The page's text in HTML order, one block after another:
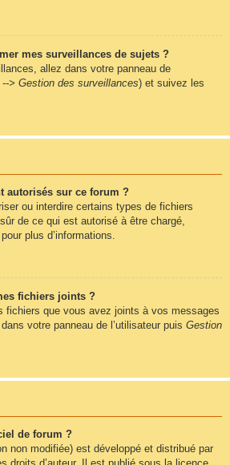
mes surveillances de sujets ?
allez dans votre panneau de
> Gestion des surveillances) et suivez les
autorisés sur ce forum ?
ou interdire certains types de fichiers
de ce qui est autorisé à être chargé,
plus d’informations.
fichiers joints ?
fichiers que vous avez joints à vos messages
votre panneau de l’utilisateur puis Gestion
de forum ?
non modifiée) est développé et distribué par